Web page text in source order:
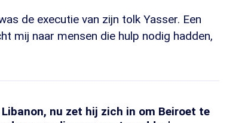
de executie van zijn tolk Yasser. Een
mij naar mensen die hulp nodig hadden,
nu zet hij zich in om Beiroet te